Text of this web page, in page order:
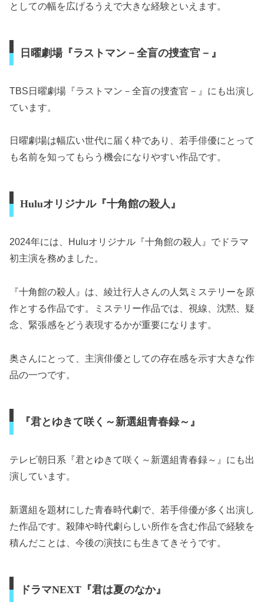
としての幅を広げるうえで大きな経験といえます。
日曜劇場『ラストマン－全盲の捜査官－』
TBS日曜劇場『ラストマン－全盲の捜査官－』にも出演し
ています。
日曜劇場は幅広い世代に届く枠であり、若手俳優にとって
も名前を知ってもらう機会になりやすい作品です。
Huluオリジナル『十角館の殺人』
2024年には、Huluオリジナル『十角館の殺人』でドラマ
初主演を務めました。
『十角館の殺人』は、綾辻行人さんの人気ミステリーを原
作とする作品です。ミステリー作品では、視線、沈黙、疑
念、緊張感をどう表現するかが重要になります。
奥さんにとって、主演俳優としての存在感を示す大きな作
品の一つです。
『君とゆきて咲く～新選組青春録～』
テレビ朝日系『君とゆきて咲く～新選組青春録～』にも出
演しています。
新選組を題材にした青春時代劇で、若手俳優が多く出演し
た作品です。殺陣や時代劇らしい所作を含む作品で経験を
積んだことは、今後の演技にも生きてきそうです。
ドラマNEXT『君は夏のなか』